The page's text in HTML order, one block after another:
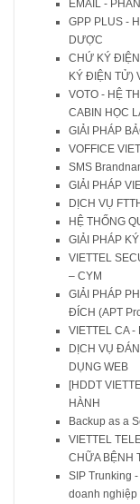
EMAIL -
GPP PLUS -
DƯỢC
CHỨ KÝ
KÝ ĐIỆN TỬ)
VOTO - HỆ
CABIN HỌC
GIẢI PHÁP
VOFFICE
SMS
GIẢI PHÁP
DỊCH VỤ
HỆ THỐNG
GIẢI PHÁP
VIETTEL
– CYM
GIẢI PHÁP
ĐÍCH (APT
VIETTEL CA
DỊCH VỤ
DỤNG WEB
[HDDT
HÀNH
Backup as a
VIETTEL
CHỮA BỆNH
SIP Trunking
doanh nghiệp